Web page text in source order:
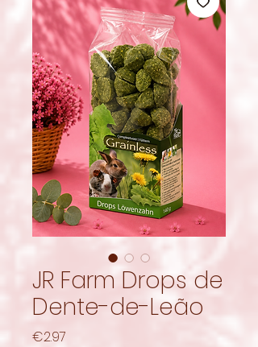
JR Farm Drops de
Dente-de-Leão
€2.97